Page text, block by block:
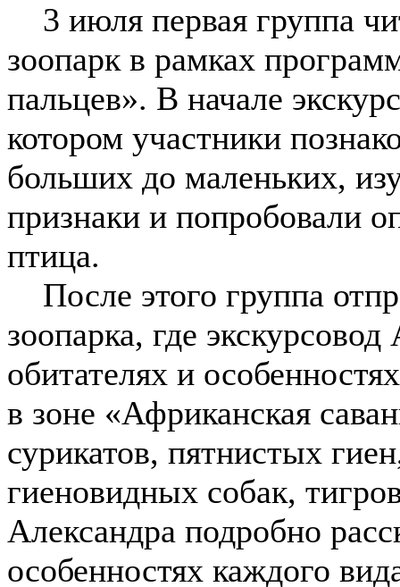
3 июля первая группа
зоопарк в рамках
пальцев». В начале
котором участники
больших до маленьких,
признаки и попробовали
птица.
После этого группа
зоопарка, где
обитателях и
в зоне «Африканская
сурикатов, пятнистых
гиеновидных собак,
Александра подробно
особенностях каждого